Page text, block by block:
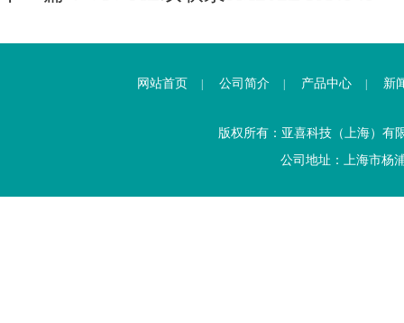
网站首页 公司简介 产品中心 新
版权所有：亚喜科技（上海）
公司地址：上海市杨